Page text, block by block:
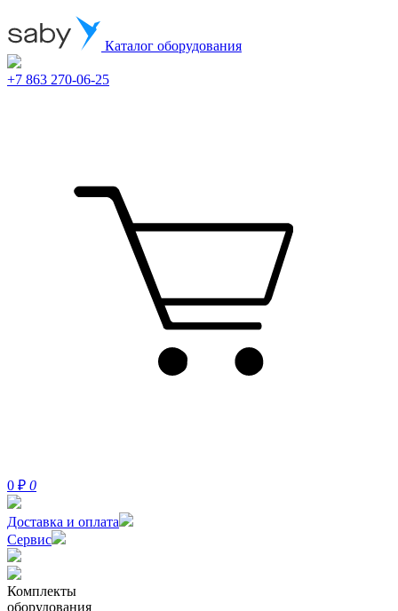
Каталог оборудования
+7 863 270-06-25
0 ₽ 0
Доставка и оплата
Сервис
Комплекты
оборудования